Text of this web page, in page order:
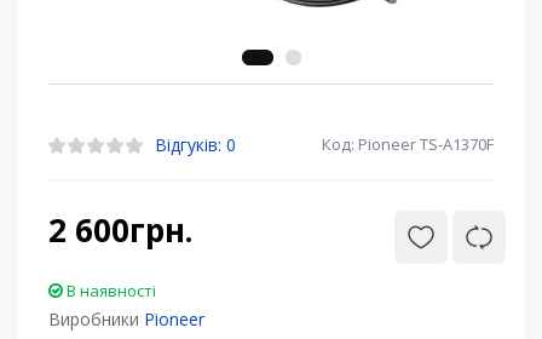
Відгуків: 0 Код: Pioneer TS-A1370F
2 600грн.
В наявності
Виробники Pioneer